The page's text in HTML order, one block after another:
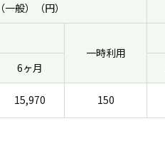
般）（円）
一時利用
6ヶ月
15,970 150